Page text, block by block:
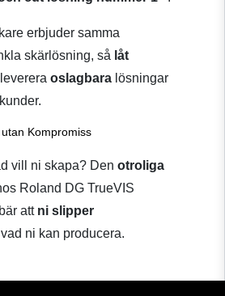
erbjuder samma
skärlösning, så låt
oslagbara lösningar
Kompromiss
vill ni skapa? Den otroliga
Roland DG TrueVIS
att ni slipper
ni kan producera.